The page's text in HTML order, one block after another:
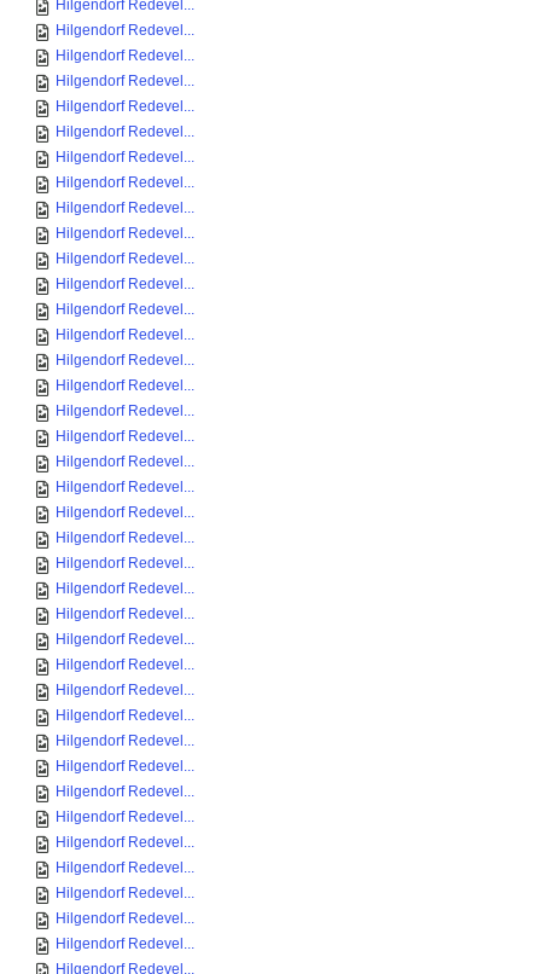
Hilgendorf Redevel...
Hilgendorf Redevel...
Hilgendorf Redevel...
Hilgendorf Redevel...
Hilgendorf Redevel...
Hilgendorf Redevel...
Hilgendorf Redevel...
Hilgendorf Redevel...
Hilgendorf Redevel...
Hilgendorf Redevel...
Hilgendorf Redevel...
Hilgendorf Redevel...
Hilgendorf Redevel...
Hilgendorf Redevel...
Hilgendorf Redevel...
Hilgendorf Redevel...
Hilgendorf Redevel...
Hilgendorf Redevel...
Hilgendorf Redevel...
Hilgendorf Redevel...
Hilgendorf Redevel...
Hilgendorf Redevel...
Hilgendorf Redevel...
Hilgendorf Redevel...
Hilgendorf Redevel...
Hilgendorf Redevel...
Hilgendorf Redevel...
Hilgendorf Redevel...
Hilgendorf Redevel...
Hilgendorf Redevel...
Hilgendorf Redevel...
Hilgendorf Redevel...
Hilgendorf Redevel...
Hilgendorf Redevel...
Hilgendorf Redevel...
Hilgendorf Redevel...
Hilgendorf Redevel...
Hilgendorf Redevel...
Hilgendorf Redevel...